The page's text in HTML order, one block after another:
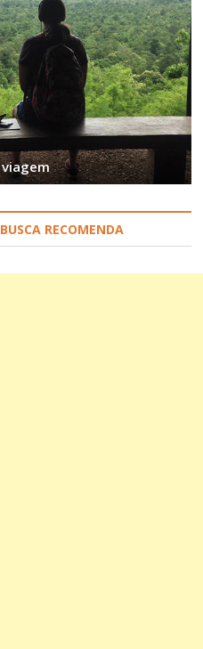
RECOMENDA